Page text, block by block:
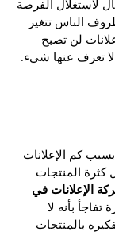
الفرصة
الناس تتغير
لن تصبح
تعرف عنها شيء.
كم الإعلانات
المنتجات
في
بأنه لا
بالمنتجات